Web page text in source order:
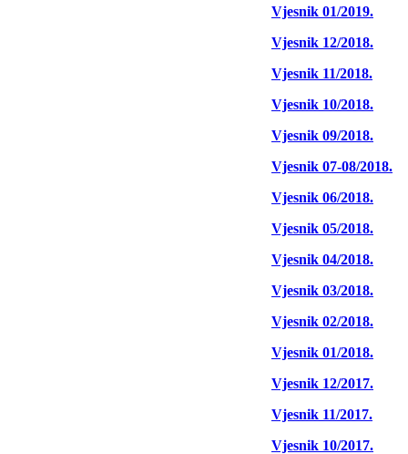
Vjesnik 01/2019.
Vjesnik 12/2018.
Vjesnik 11/2018.
Vjesnik 10/2018.
Vjesnik 09/2018.
Vjesnik 07-08/2018.
Vjesnik 06/2018.
Vjesnik 05/2018.
Vjesnik 04/2018.
Vjesnik 03/2018.
Vjesnik 02/2018.
Vjesnik 01/2018.
Vjesnik 12/2017.
Vjesnik 11/2017.
Vjesnik 10/2017.